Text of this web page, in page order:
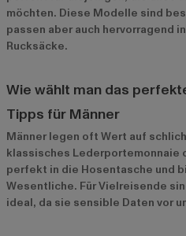
möchten. Diese Modelle sind
passen aber auch hervorragend
Rucksäcke.
Wie wählt man das
Tipps für Männer
Männer legen oft Wert auf
klassisches Lederportemonnaie
perfekt in die Hosentasche und
Wesentliche. Für Vielreisende
ideal, da sie sensible Daten vor